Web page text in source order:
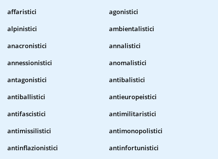
affaristici
agonistici
alpinistici
ambientalistici
anacronistici
annalistici
annessionistici
anomalistici
antagonistici
antibalistici
antiballistici
antieuropeistici
antifascistici
antimilitaristici
antimissilistici
antimonopolistici
antinflazionistici
antinfortunistici